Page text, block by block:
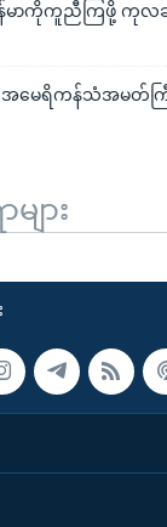
ာကိုကူညီကြဖို့ ကုလဆို
မေရိကန်သံအမတ်ကြီး
ျား